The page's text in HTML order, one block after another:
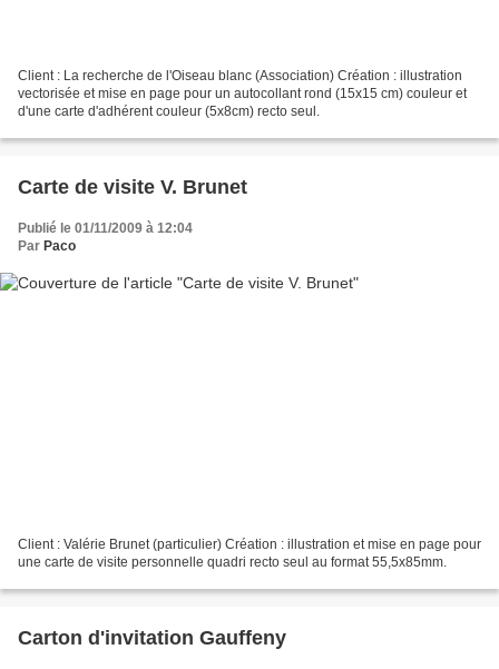
Client : La recherche de l'Oiseau blanc (Association) Création : illustration
vectorisée et mise en page pour un autocollant rond (15x15 cm) couleur et
d'une carte d'adhérent couleur (5x8cm) recto seul.
Carte de visite V. Brunet
Publié le 01/11/2009 à 12:04
Par Paco
Client : Valérie Brunet (particulier) Création : illustration et mise en page pour
une carte de visite personnelle quadri recto seul au format 55,5x85mm.
Carton d'invitation Gauffeny